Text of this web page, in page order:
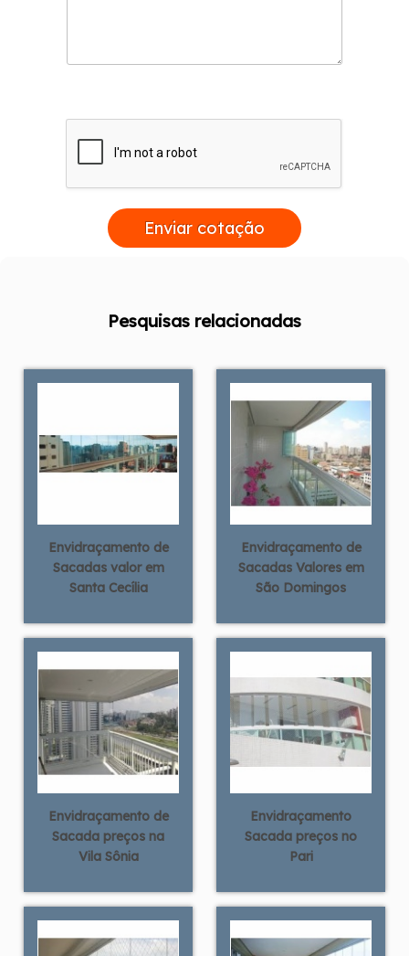
Enviar cotação
Pesquisas relacionadas
Envidraçamento de
Sacadas valor em
Santa Cecília
Envidraçamento de
Sacadas Valores em
São Domingos
Envidraçamento de
Sacada preços na
Vila Sônia
Envidraçamento
Sacada preços no
Pari